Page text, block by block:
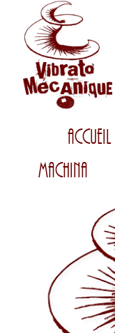
Accueil
Machina